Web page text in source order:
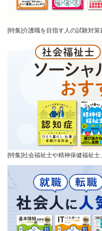
[特集]介護職を目指す人の試験対
[特集]社会福祉士や精神保健福祉